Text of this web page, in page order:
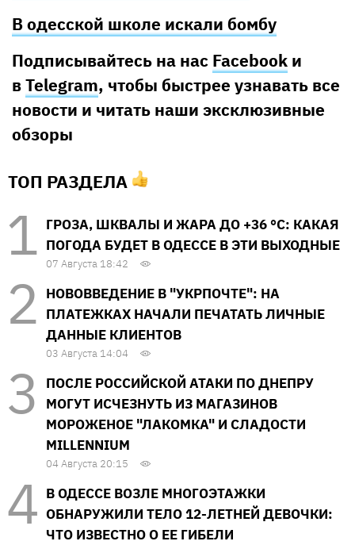
В одесской школе искали бомбу
Подписывайтесь на нас Facebook и
вTelegram, чтобы быстрее узнавать все
новости и читать наши эксклюзивные
обзоры
ТОП РАЗДЕЛА
ГРОЗА, ШКВАЛЫ И ЖАРА ДО +36 °С: КАКАЯ
ПОГОДА БУДЕТ В ОДЕССЕ В ЭТИ ВЫХОДНЫЕ
07 Августа 18:42
НОВОВВЕДЕНИЕ В "УКРПОЧТЕ": НА
ПЛАТЕЖКАХ НАЧАЛИ ПЕЧАТАТЬ ЛИЧНЫЕ
ДАННЫЕ КЛИЕНТОВ
03 Августа 14:04
ПОСЛЕ РОССИЙСКОЙ АТАКИ ПО ДНЕПРУ
МОГУТ ИСЧЕЗНУТЬ ИЗ МАГАЗИНОВ
МОРОЖЕНОЕ "ЛАКОМКА" И СЛАДОСТИ
MILLENNIUM
04 Августа 20:15
В ОДЕССЕ ВОЗЛЕ МНОГОЭТАЖКИ
ОБНАРУЖИЛИ ТЕЛО 12-ЛЕТНЕЙ ДЕВОЧКИ:
ЧТО ИЗВЕСТНО О ЕЕ ГИБЕЛИ